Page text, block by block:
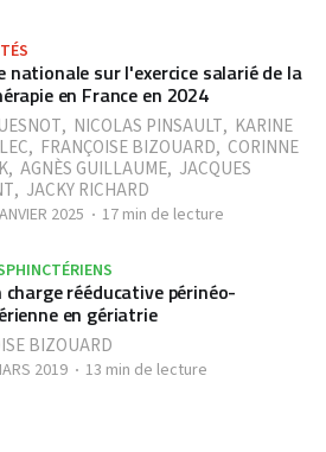
nationale sur l'exercice salarié de la
en France en 2024
, NICOLAS PINSAULT, KARINE
, FRANÇOISE BIZOUARD, CORINNE
, AGNÈS GUILLAUME, JACQUES
, JACKY RICHARD
2025 17 min de lecture
charge rééducative périnéo-
en gériatrie
BIZOUARD
2019 13 min de lecture